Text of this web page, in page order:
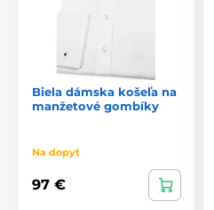
Biela dámska košeľa na
manžetové gombíky
Na dopyt
97 €